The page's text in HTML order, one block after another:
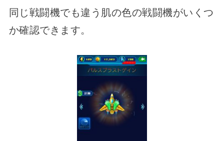
同じ戦闘機でも違う肌の色の戦闘機がいくつ
か確認できます。